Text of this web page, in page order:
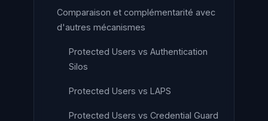
Comparaison et complémentarité avec
d'autres mécanismes
Protected Users vs Authentication
Silos
Protected Users vs LAPS
Protected Users vs Credential Guard